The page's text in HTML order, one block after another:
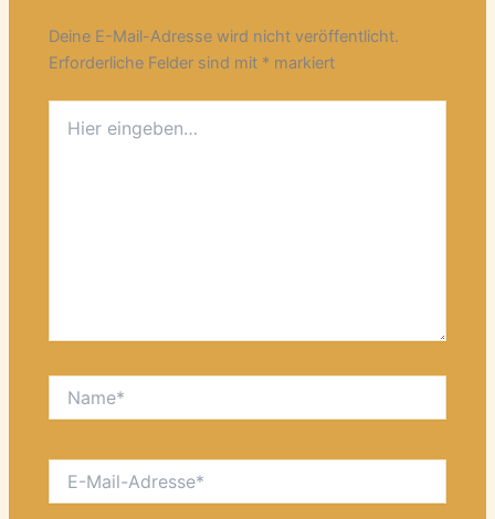
Deine E-Mail-Adresse wird nicht veröffentlicht.
Erforderliche Felder sind mit * markiert
eingeben…
Mail-